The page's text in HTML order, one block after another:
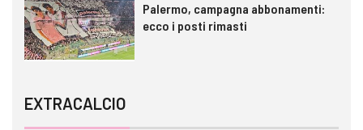
Palermo, campagna abbonamenti:
ecco i posti rimasti
EXTRACALCIO